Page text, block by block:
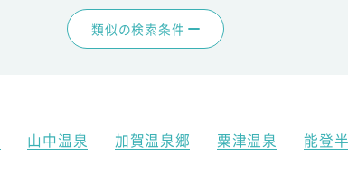
類似の検索条件
山中温泉 加賀温泉郷 粟津温泉 能登